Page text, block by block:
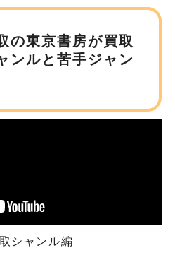
の東京書房が買取
ンルと苦手ジャン
シャンル編